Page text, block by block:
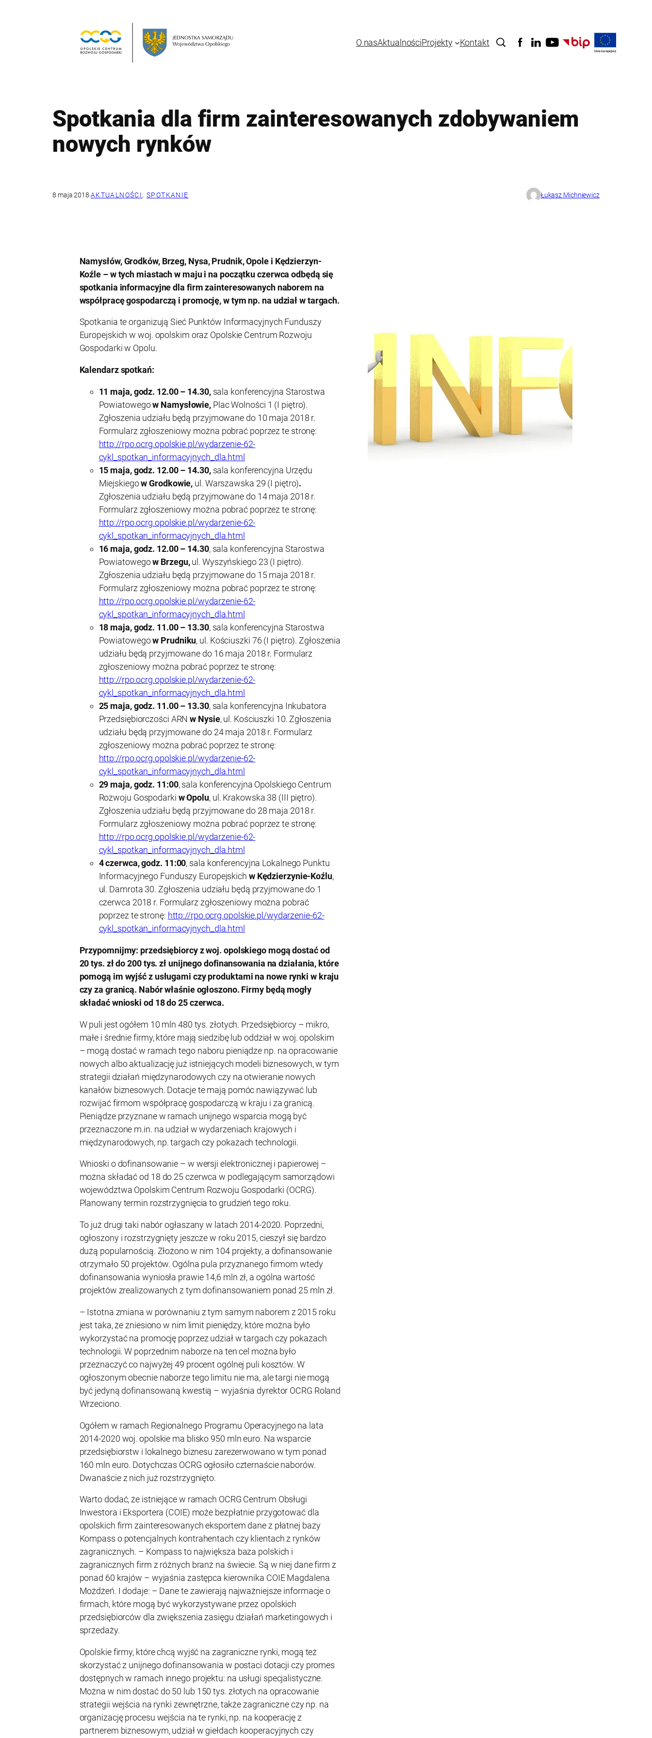
O nasAktualnościProjekty Kontakt
Spotkania dla firm zainteresowanych zdobywaniem
nowych rynków
8 maja 2018·AKTUALNOŚCI, SPOTKANIE Łukasz Michniewicz
Namysłów, Grodków, Brzeg, Nysa, Prudnik, Opole i Kędzierzyn-
Koźle – w tych miastach w maju i na początku czerwca odbędą się
spotkania informacyjne dla firm zainteresowanych naborem na
współpracę gospodarczą i promocję, w tym np. na udział w targach.
Spotkania te organizują Sieć Punktów Informacyjnych Funduszy
Europejskich w woj. opolskim oraz Opolskie Centrum Rozwoju
Gospodarki w Opolu.
Kalendarz spotkań:
11 maja, godz. 12.00 – 14.30, sala konferencyjna Starostwa
Powiatowegow Namysłowie, Plac Wolności 1 (I piętro).
Zgłoszenia udziału będą przyjmowane do 10 maja 2018 r.
Formularz zgłoszeniowy można pobrać poprzez te stronę:
http://rpo.ocrg.opolskie.pl/wydarzenie-62-
cykl_spotkan_informacyjnych_dla.html
15 maja, godz. 12.00 – 14.30, sala konferencyjna Urzędu
Miejskiegow Grodkowie, ul. Warszawska 29 (I piętro).
Zgłoszenia udziału będą przyjmowane do 14 maja 2018 r.
Formularz zgłoszeniowy można pobrać poprzez te stronę:
http://rpo.ocrg.opolskie.pl/wydarzenie-62-
cykl_spotkan_informacyjnych_dla.html
16 maja, godz. 12.00 – 14.30, sala konferencyjna Starostwa
Powiatowegow Brzegu,ul. Wyszyńskiego 23 (I piętro).
Zgłoszenia udziału będą przyjmowane do 15 maja 2018 r.
Formularz zgłoszeniowy można pobrać poprzez te stronę:
http://rpo.ocrg.opolskie.pl/wydarzenie-62-
cykl_spotkan_informacyjnych_dla.html
18 maja, godz. 11.00 – 13.30, sala konferencyjna Starostwa
Powiatowegow Prudniku, ul. Kościuszki 76 (I piętro). Zgłoszenia
udziału będą przyjmowane do 16 maja 2018 r. Formularz
zgłoszeniowy można pobrać poprzez te stronę:
http://rpo.ocrg.opolskie.pl/wydarzenie-62-
cykl_spotkan_informacyjnych_dla.html
25 maja, godz. 11.00 – 13.30, sala konferencyjna Inkubatora
Przedsiębiorczości ARNw Nysie, ul. Kościuszki 10. Zgłoszenia
udziału będą przyjmowane do 24 maja 2018 r. Formularz
zgłoszeniowy można pobrać poprzez te stronę:
http://rpo.ocrg.opolskie.pl/wydarzenie-62-
cykl_spotkan_informacyjnych_dla.html
29 maja, godz. 11:00, sala konferencyjna Opolskiego Centrum
Rozwoju Gospodarki w Opolu, ul. Krakowska 38 (III piętro).
Zgłoszenia udziału będą przyjmowane do 28 maja 2018 r.
Formularz zgłoszeniowy można pobrać poprzez te stronę:
http://rpo.ocrg.opolskie.pl/wydarzenie-62-
cykl_spotkan_informacyjnych_dla.html
4 czerwca, godz. 11:00, sala konferencyjna Lokalnego Punktu
Informacyjnego Funduszy Europejskich w Kędzierzynie-Koźlu,
ul. Damrota 30. Zgłoszenia udziału będą przyjmowane do 1
czerwca 2018 r. Formularz zgłoszeniowy można pobrać
poprzez te stronę: http://rpo.ocrg.opolskie.pl/wydarzenie-62-
cykl_spotkan_informacyjnych_dla.html
Przypomnijmy: przedsiębiorcy z woj. opolskiego mogą dostać od
20 tys. zł do 200 tys. zł unijnego dofinansowania na działania, które
pomogą im wyjść z usługami czy produktami na nowe rynki w kraju
czy za granicą. Nabór właśnie ogłoszono. Firmy będą mogły
składać wnioski od 18 do 25 czerwca.
W puli jest ogółem 10 mln 480 tys. złotych. Przedsiębiorcy – mikro,
małe i średnie firmy, które mają siedzibę lub oddział w woj. opolskim
– mogą dostać w ramach tego naboru pieniądze np. na opracowanie
nowych albo aktualizację już istniejących modeli biznesowych, w tym
strategii działań międzynarodowych czy na otwieranie nowych
kanałów biznesowych. Dotacje te mają pomóc nawiązywać lub
rozwijać firmom współpracę gospodarczą w kraju i za granicą.
Pieniądze przyznane w ramach unijnego wsparcia mogą być
przeznaczone m.in. na udział w wydarzeniach krajowych i
międzynarodowych, np. targach czy pokazach technologii.
Wnioski o dofinansowanie – w wersji elektronicznej i papierowej –
można składać od 18 do 25 czerwca w podlegającym samorządowi
województwa Opolskim Centrum Rozwoju Gospodarki (OCRG).
Planowany termin rozstrzygnięcia to grudzień tego roku.
To już drugi taki nabór ogłaszany w latach 2014-2020. Poprzedni,
ogłoszony i rozstrzygnięty jeszcze w roku 2015, cieszył się bardzo
dużą popularnością. Złożono w nim 104 projekty, a dofinansowanie
otrzymało 50 projektów. Ogólna pula przyznanego firmom wtedy
dofinansowania wyniosła prawie 14,6 mln zł, a ogólna wartość
projektów zrealizowanych z tym dofinansowaniem ponad 25 mln zł.
– Istotna zmiana w porównaniu z tym samym naborem z 2015 roku
jest taka, że zniesiono w nim limit pieniędzy, które można było
wykorzystać na promocję poprzez udział w targach czy pokazach
technologii. W poprzednim naborze na ten cel można było
przeznaczyć co najwyżej 49 procent ogólnej puli kosztów. W
ogłoszonym obecnie naborze tego limitu nie ma, ale targi nie mogą
być jedyną dofinansowaną kwestią – wyjaśnia dyrektor OCRG Roland
Wrzeciono.
Ogółem w ramach Regionalnego Programu Operacyjnego na lata
2014-2020 woj. opolskie ma blisko 950 mln euro. Na wsparcie
przedsiębiorstw i lokalnego biznesu zarezerwowano w tym ponad
160 mln euro. Dotychczas OCRG ogłosiło czternaście naborów.
Dwanaście z nich już rozstrzygnięto.
Warto dodać, że istniejące w ramach OCRG Centrum Obsługi
Inwestora i Eksportera (COIE) może bezpłatnie przygotować dla
opolskich firm zainteresowanych eksportem dane z płatnej bazy
Kompass o potencjalnych kontrahentach czy klientach z rynków
zagranicznych. – Kompass to największa baza polskich i
zagranicznych firm z różnych branż na świecie. Są w niej dane firm z
ponad 60 krajów – wyjaśnia zastępca kierownika COIE Magdalena
Możdżeń. I dodaje: – Dane te zawierają najważniejsze informacje o
firmach, które mogą być wykorzystywane przez opolskich
przedsiębiorców dla zwiększenia zasięgu działań marketingowych i
sprzedaży.
Opolskie firmy, które chcą wyjść na zagraniczne rynki, mogą też
skorzystać z unijnego dofinansowania w postaci dotacji czy promes
dostępnych w ramach innego projektu: na usługi specjalistyczne.
Można w nim dostać do 50 lub 150 tys. złotych na opracowanie
strategii wejścia na rynki zewnętrzne, także zagraniczne czy np. na
organizację procesu wejścia na te rynki, np. na kooperację z
partnerem biznesowym, udział w giełdach kooperacyjnych czy